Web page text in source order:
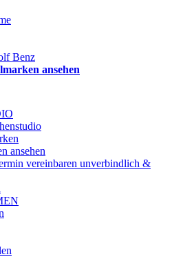
Benz
ansehen
ansehen
vereinbaren unverbindlich &